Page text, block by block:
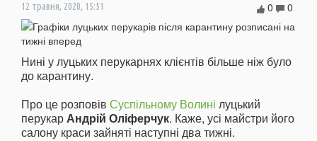
12 травня, 2020, 15:51 0
0
Нині у луцьких перукарнях клієнтів більше ніж було
до карантину.
Про це розповів Суспільному Волині луцький
перукарАндрій Оліферчук. Каже, усі майстри його
салону краси зайняті наступні два тижні.